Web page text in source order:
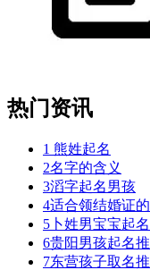
热门资讯
1 熊姓起名
2名字的含义
3滔字起名男孩
4适合领结婚证
5 卜姓男宝宝起
6贵阳男孩起名
7东营孩子取名